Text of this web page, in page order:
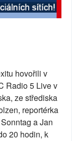
hovořili v
Radio 5 Live v
ze střediska
reportérka
a Jan
20 hodin, k